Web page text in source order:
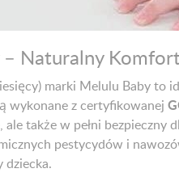
Naturalny
marki Melulu Baby to
wykonane z certyfikowanej
także w pełni bezpieczny
pestycydów i
dziecka.